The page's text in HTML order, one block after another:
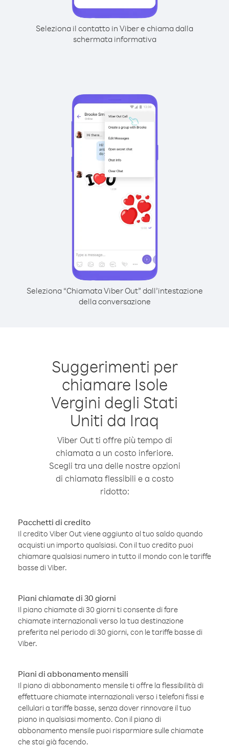
Seleziona il contatto in Viber e chiama dalla
schermata informativa
Seleziona “Chiamata Viber Out” dall’intestazione
della conversazione
Suggerimenti per
chiamare Isole
Vergini degli Stati
Uniti da Iraq
Viber Out ti offre più tempo di
chiamata a un costo inferiore.
Scegli tra una delle nostre opzioni
di chiamata flessibili e a costo
ridotto:
Pacchetti di credito
Il credito Viber Out viene aggiunto al tuo saldo quando
acquisti un importo qualsiasi. Con il tuo credito puoi
chiamare qualsiasi numero in tutto il mondo con le tariffe
basse di Viber.
Piani chiamate di 30 giorni
Il piano chiamate di 30 giorni ti consente di fare
chiamate internazionali verso la tua destinazione
preferita nel periodo di 30 giorni, con le tariffe basse di
Viber.
Piani di abbonamento mensili
Il piano di abbonamento mensile ti offre la flessibilità di
effettuare chiamate internazionali verso i telefoni fissi e
cellulari a tariffe basse, senza dover rinnovare il tuo
piano in qualsiasi momento. Con il piano di
abbonamento mensile puoi risparmiare sulle chiamate
che stai già facendo.